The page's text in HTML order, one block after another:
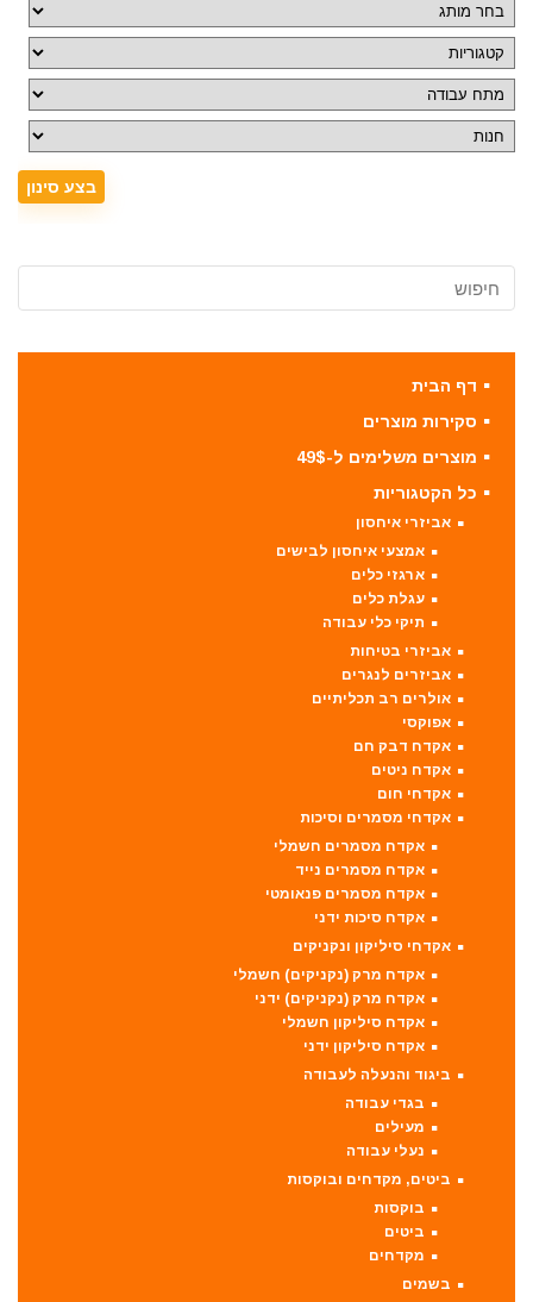
דף הבית
סקירות מוצרים
מוצרים משלימים ל-49$
כל הקטגוריות
אביזרי איחסון
אמצעי איחסון לבישים
ארגזי כלים
עגלת כלים
תיקי כלי עבודה
אביזרי בטיחות
אביזרים לנגרים
אולרים רב תכליתיים
אפוקסי
אקדח דבק חם
אקדח ניטים
אקדחי חום
אקדחי מסמרים וסיכות
אקדח מסמרים חשמלי
אקדח מסמרים נייד
אקדח מסמרים פנאומטי
אקדח סיכות ידני
אקדחי סיליקון ונקניקים
אקדח מרק (נקניקים) חשמלי
אקדח מרק (נקניקים) ידני
אקדח סיליקון חשמלי
אקדח סיליקון ידני
ביגוד והנעלה לעבודה
בגדי עבודה
מעילים
נעלי עבודה
ביטים, מקדחים ובוקסות
בוקסות
ביטים
מקדחים
בשמים